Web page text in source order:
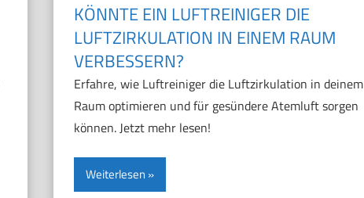
KÖNNTE EIN LUFTREINIGER DIE
LUFTZIRKULATION IN EINEM RAUM
VERBESSERN?
Erfahre, wie Luftreiniger die Luftzirkulation in deinem
Raum optimieren und für gesündere Atemluft sorgen
können. Jetzt mehr lesen!
Weiterlesen